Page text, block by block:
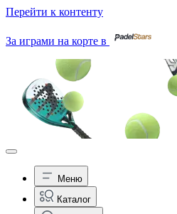
Перейти к контенту
За играми на корте в
Меню
Каталог